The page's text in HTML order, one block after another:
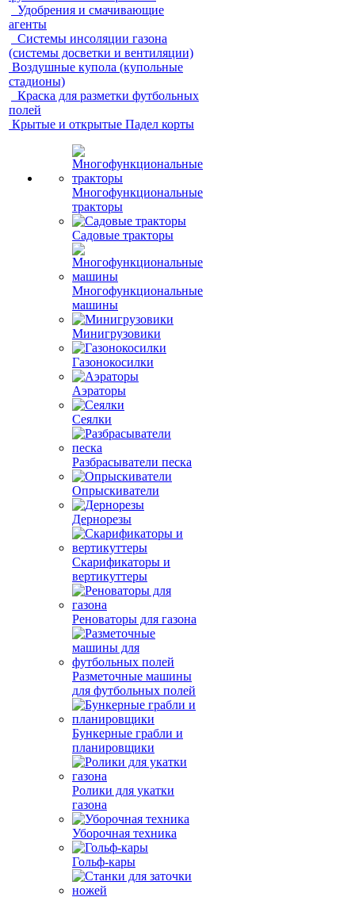
Удобрения и смачивающие
агенты
Системы инсоляции газона
(системы досветки и вентиляции)
Воздушные купола (купольные
стадионы)
Краска для разметки футбольных
полей
Крытые и открытые Падел корты
Многофункциональные
тракторы
Садовые тракторы
Многофункциональные
машины
Минигрузовики
Газонокосилки
Аэраторы
Сеялки
Разбрасыватели песка
Опрыскиватели
Дернорезы
Скарификаторы и
вертикуттеры
Реноваторы для газона
Разметочные машины
для футбольных полей
Бункерные грабли и
планировщики
Ролики для укатки
газона
Уборочная техника
Гольф-кары